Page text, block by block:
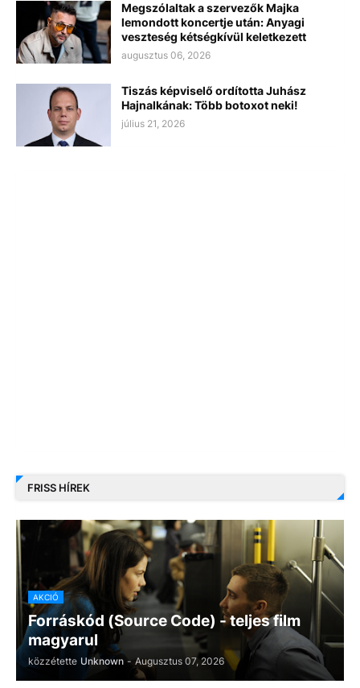
Megszólaltak a szervezők Majka
lemondott koncertje után: Anyagi
veszteség kétségkívül keletkezett
augusztus 06, 2026
Tiszás képviselő ordította Juhász
Hajnalkának: Több botoxot neki!
július 21, 2026
FRISS HÍREK
AKCIÓ
Forráskód (Source Code) - teljes film
magyarul
közzétette Unknown - Augusztus 07, 2026